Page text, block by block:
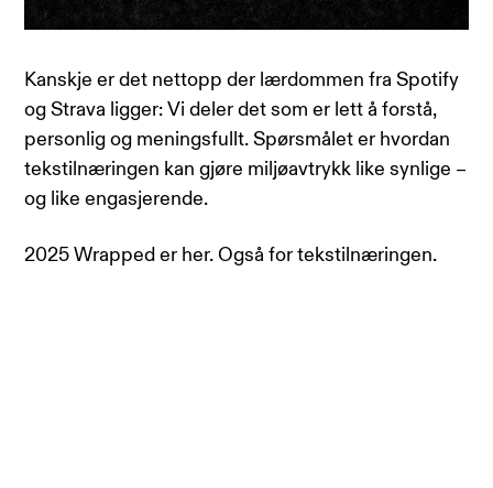
Kanskje er det nettopp der lærdommen fra Spotify
og Strava ligger: Vi deler det som er lett å forstå,
personlig og meningsfullt. Spørsmålet er hvordan
tekstilnæringen kan gjøre miljøavtrykk like synlige –
og like engasjerende.
2025 Wrapped er her. Også for tekstilnæringen.